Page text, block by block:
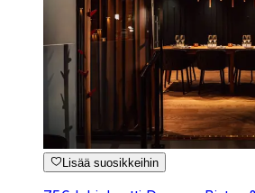
Lisää suosikkeihin